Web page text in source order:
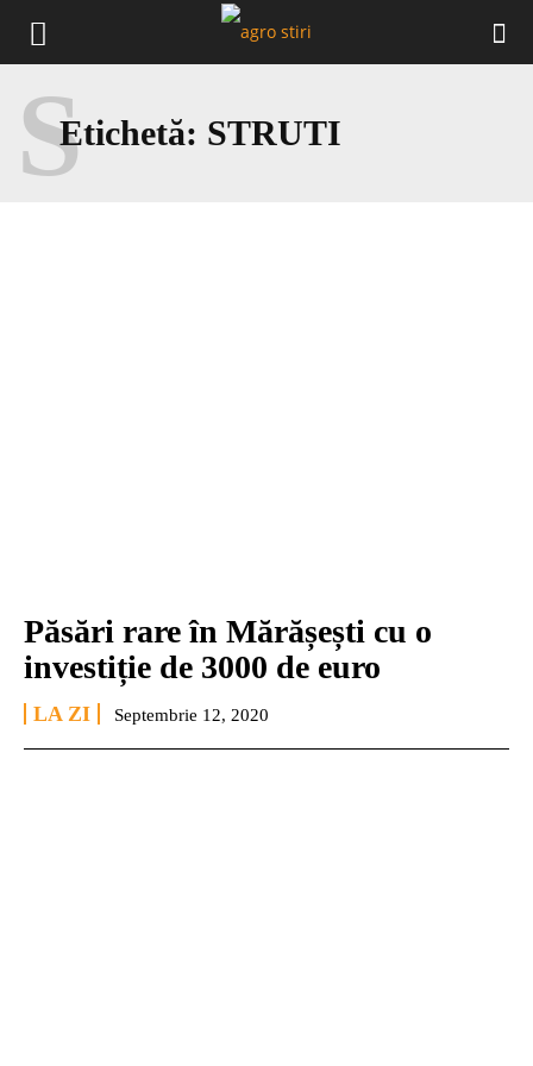
Etichetă: STRUTI
S
Păsări rare în Mărășești cu o
investiție de 3000 de euro
LA ZI Septembrie 12, 2020